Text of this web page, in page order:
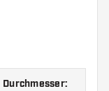
Durchmesser: